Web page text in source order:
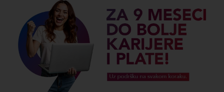
ŠTA DOBIJATE
UČENJE NA DALJINU
DIPLOME I SERTIFIKATI
O IT AKADEMIJI